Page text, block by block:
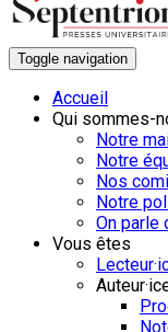
Toggle navigation
Accueil
Qui sommes-
Notre
Notre
Nos
Notre
On parle
Vous êtes